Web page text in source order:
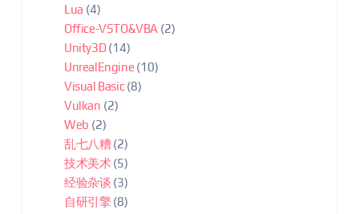
Lua (4)
Office-VSTO&VBA (2)
Unity3D(14)
UnrealEngine (10)
Visual Basic(8)
Vulkan (2)
Web (2)
乱七八糟(2)
技术美术(5)
经验杂谈 (3)
自研引擎 (8)